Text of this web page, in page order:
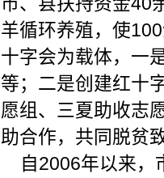
羊循环养殖，使
十字会为载体，一
等；二是创建红十
愿组、三夏助收志
助合作，共同脱贫致
自2006年以来，